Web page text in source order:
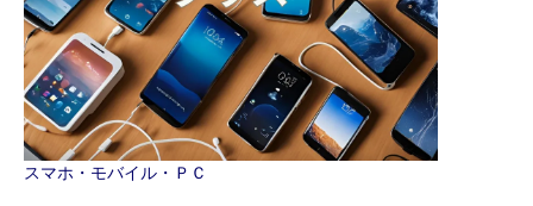
スマホ・モバイル・ＰＣ